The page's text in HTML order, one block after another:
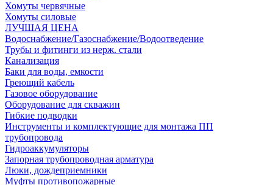
Хомуты червячные
Хомуты силовые
ЛУЧШАЯ ЦЕНА
Водоснабжение/Газоснабжение/Водоотведение
Трубы и фитинги из нерж. стали
Канализация
Баки для воды, емкости
Греющий кабель
Газовое оборудование
Оборудование для скважин
Гибкие подводки
Инструменты и комплектующие для монтажа ПП
трубопровода
Гидроаккумуляторы
Запорная трубопроводная арматура
Люки, дождеприемники
Муфты противопожарные